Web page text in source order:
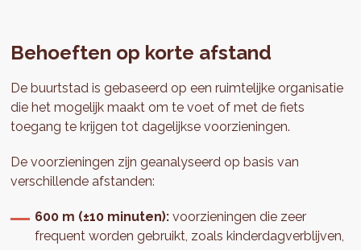
Behoeften op korte afstand
De buurtstad is gebaseerd op een ruimtelijke organisatie
die het mogelijk maakt om te voet of met de fiets
toegang te krijgen tot dagelijkse voorzieningen.
De voorzieningen zijn geanalyseerd op basis van
verschillende afstanden:
600 m (±10 minuten): voorzieningen die zeer
frequent worden gebruikt, zoals kinderdagverblijven,